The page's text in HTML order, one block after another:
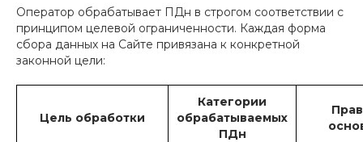
Оператор обрабатывает ПДн в строгом соответствии с
принципом целевой ограниченности. Каждая форма
сбора данных на Сайте привязана к конкретной
законной цели:
Цель обработки
Категории
обрабатываемых
ПДн